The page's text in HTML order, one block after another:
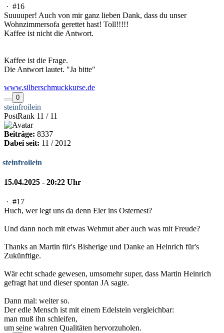
· #16
Suuuuper! Auch von mir ganz lieben Dank, dass du unser
Wohnzimmersofa gerettet hast! Toll!!!!!
Kaffee ist nicht die Antwort.
Kaffee ist die Frage.
Die Antwort lautet. "Ja bitte"
www.silberschmuckkurse.de
0
steinfroilein
PostRank 11 / 11
Beiträge: 8337
Dabei seit: 11 / 2012
steinfroilein
15.04.2025 - 20:22 Uhr
· #17
Huch, wer legt uns da denn Eier ins Osternest?
Und dann noch mit etwas Wehmut aber auch was mit Freude?
Thanks an Martin für's Bisherige und Danke an Heinrich für's
Zukünftige.
Wär echt schade gewesen, umsomehr super, dass Martin Heinrich
gefragt hat und dieser spontan JA sagte.
Dann mal: weiter so.
Der edle Mensch ist mit einem Edelstein vergleichbar:
man muß ihn schleifen,
um seine wahren Qualitäten hervorzuholen.